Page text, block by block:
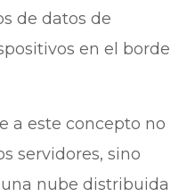
de datos de
en el borde
a este concepto no
servidores, sino
una nube distribuida